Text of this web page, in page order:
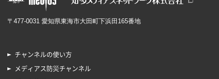
〒477-0031 愛知県東海市大田町下浜田165番地
チャンネルの使い方
メディアス防災チャンネル